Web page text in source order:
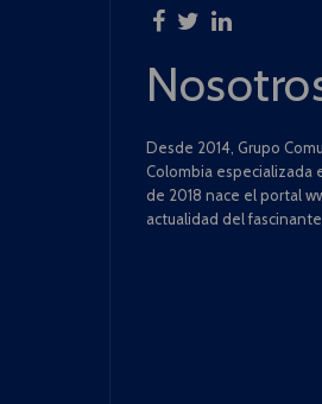
Desde 2014, Grupo
Colombia especializada
de 2018 nace el portal
actualidad del